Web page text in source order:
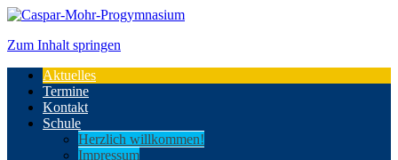
Zum Inhalt springen
Aktuelles
Termine
Kontakt
Schule
Herzlich willkommen!
Impressum